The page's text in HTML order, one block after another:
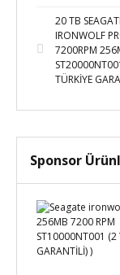
20 TB
IRONWOLF
7200RPM
TÜRKİYE
Sponsor